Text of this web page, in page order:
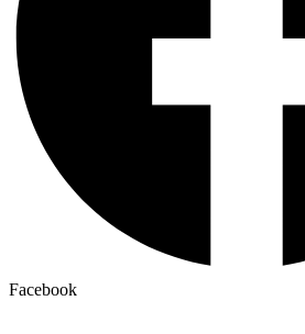
Facebook